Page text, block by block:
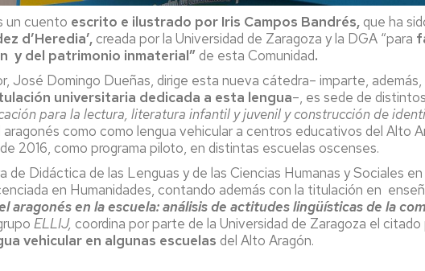
un cuento escrito e ilustrado por Iris Campos Bandrés,que ha
d’Heredia’,creada por la Universidad de Zaragoza y la DGA “para
y del patrimonio inmaterial”de esta Comunidad.
José Domingo Dueñas, dirige esta nueva cátedra– imparte, además,
universitaria dedicada a esta lengua–, es sede de distintos
para la lectura, literatura infantil y juvenil y construcción de
aragonés como como lengua vehicular a centros educativos del Alto
2016, como programa piloto, en distintas escuelas oscenses.
de Didáctica de las Lenguas y de las Ciencias Humanas y Sociales
en Humanidades, contando además con la titulación en
aragonés en la escuela: análisis de actitudes lingüísticas de la
ELLIJ, coordina por parte de la Universidad de Zaragoza el
vehicular en algunas escuelas del Alto Aragón.